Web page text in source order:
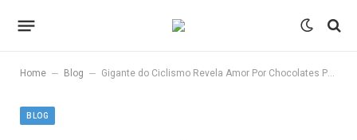
Home – Blog – Gigante do Ciclismo Revela Amor Por Chocolates Para Pedalar Mais
BLOG